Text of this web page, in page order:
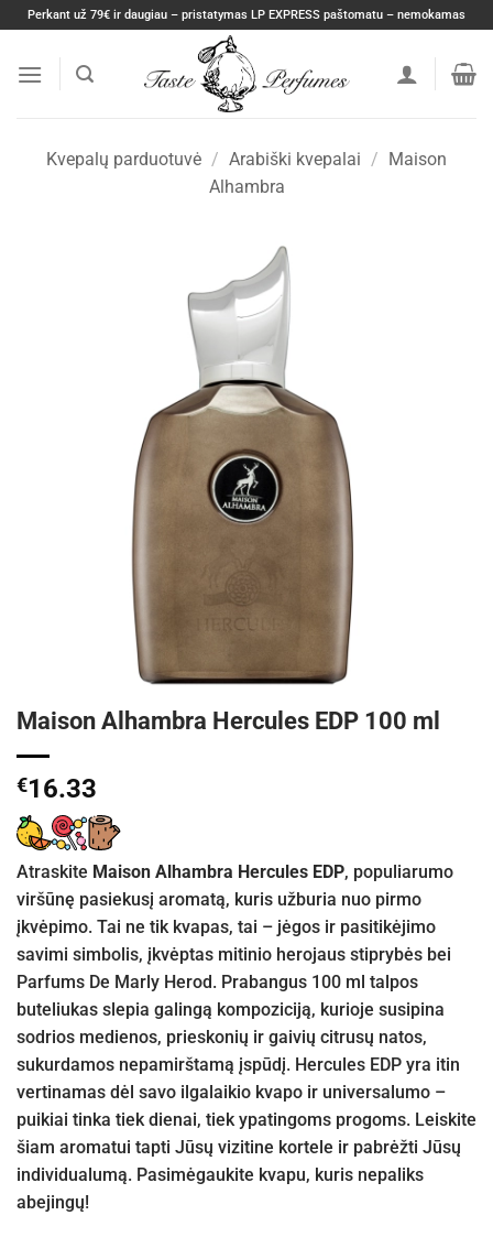
Skip
content
Perkant už 79€ ir daugiau – pristatymas LP EXPRESS paštomatu – nemokamas
Kvepalų parduotuvė / Arabiški kvepalai / Maison
Alhambra
Maison Alhambra Hercules EDP 100 ml
€16.33
Atraskite Maison Alhambra Hercules EDP, populiarumo
viršūnę pasiekusį aromatą, kuris užburia nuo pirmo
įkvėpimo. Tai ne tik kvapas, tai – jėgos ir pasitikėjimo
savimi simbolis, įkvėptas mitinio herojaus stiprybės bei
Parfums De Marly Herod. Prabangus 100 ml talpos
buteliukas slepia galingą kompoziciją, kurioje susipina
sodrios medienos, prieskonių ir gaivių citrusų natos,
sukurdamos nepamirštamą įspūdį. Hercules EDP yra itin
vertinamas dėl savo ilgalaikio kvapo ir universalumo –
puikiai tinka tiek dienai, tiek ypatingoms progoms. Leiskite
šiam aromatui tapti Jūsų vizitine kortele ir pabrėžti Jūsų
individualumą. Pasimėgaukite kvapu, kuris nepaliks
abejingų!